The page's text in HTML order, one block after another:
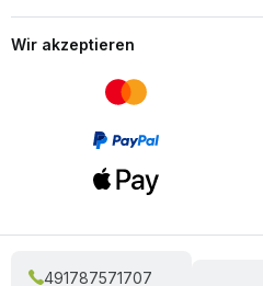
Wir akzeptieren
491787571707